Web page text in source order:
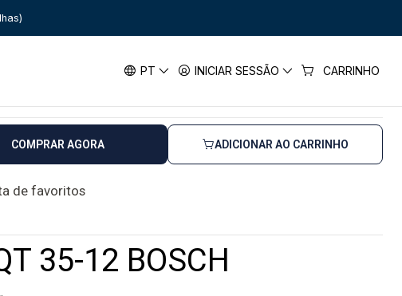
PT INICIAR SESSÃO CARRINHO
BOSCH
12 BOSCH
a 96 horas úteis
ADICIONAR AO CARRINHO
COMPRAR AGORA
de favoritos
35-12 BOSCH